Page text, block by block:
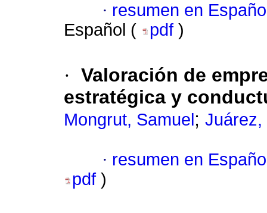
· resumen en
Español (
pdf )
· Valoración de
estratégica y
Mongrut, Samuel ; Juárez,
· resumen en
pdf )